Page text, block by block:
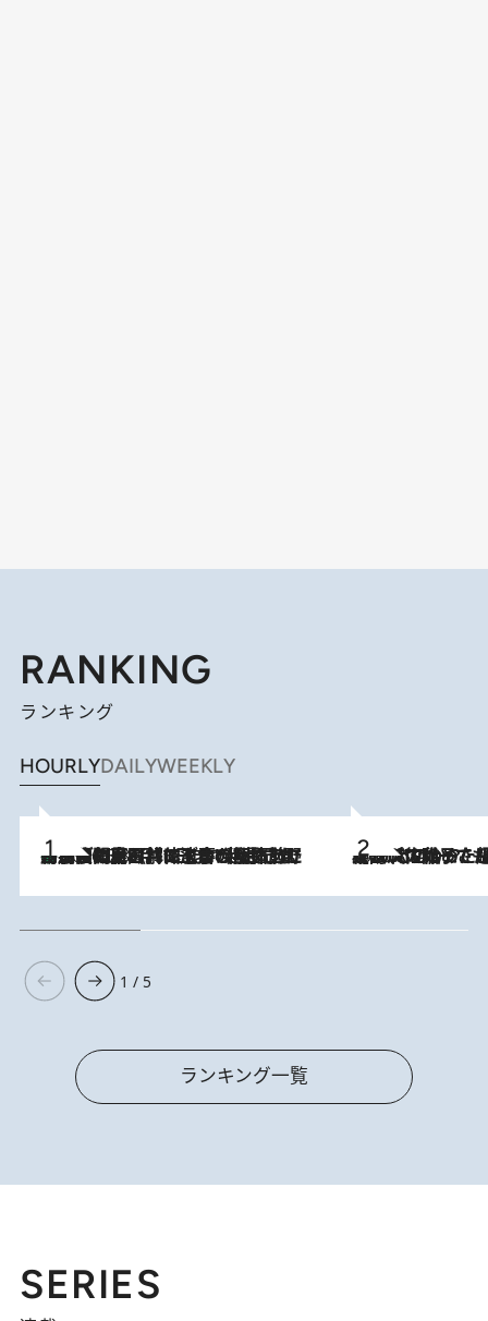
RANKING
ランキング
HOURLYDAILYWEEKLY
2026.8.8
「最後に見られてよかった」上野動物園の東園パンダ舎が解体前に特別公開。8月16日まで延長されたパネル展と共に辿る“半世紀”のパンダ飼育《解体工事の図面あり》 2026.8.5
【阿川佐和子さんの年とる力】なぜ70代で始めた趣味は“こんなに楽しい”のか？ ピアノ、俳句…スランプに陥っても続けられる“ある秘訣”とは
1 / 5
ランキング一覧
SERIES